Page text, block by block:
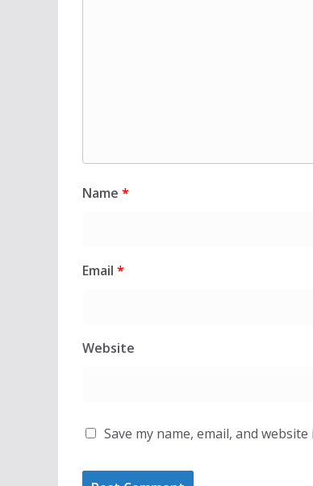
Name *
Email *
Website
Save my name, email, and